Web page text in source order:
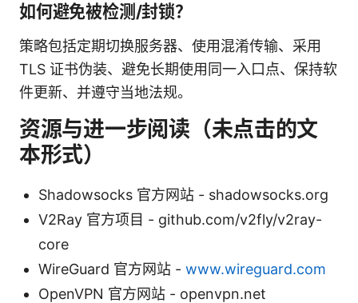
如何避免被检测/封锁？
策略包括定期切换服务器、使用混淆传输、采用
TLS 证书伪装、避免长期使用同一入口点、保持软
件更新、并遵守当地法规。
资源与进一步阅读（未点击的文
本形式）
Shadowsocks 官方网站 - shadowsocks.org
V2Ray 官方项目 - github.com/v2fly/v2ray-
core
WireGuard 官方网站 - www.wireguard.com
OpenVPN 官方网站 - openvpn.net